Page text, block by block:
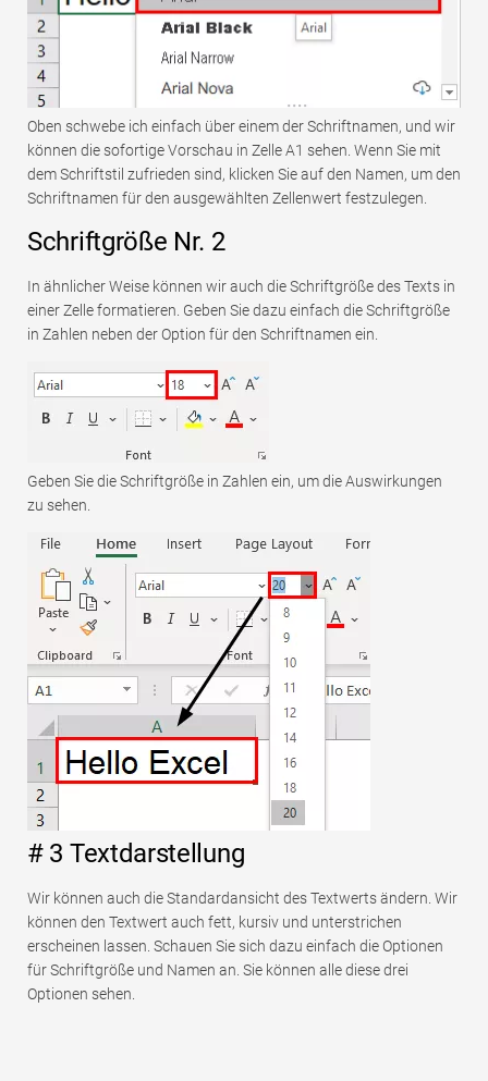
Oben schwebe ich einfach über einem der Schriftnamen, und wir
können die sofortige Vorschau in Zelle A1 sehen. Wenn Sie mit
dem Schriftstil zufrieden sind, klicken Sie auf den Namen, um den
Schriftnamen für den ausgewählten Zellenwert festzulegen.
Schriftgröße Nr. 2
In ähnlicher Weise können wir auch die Schriftgröße des Texts in
einer Zelle formatieren. Geben Sie dazu einfach die Schriftgröße
in Zahlen neben der Option für den Schriftnamen ein.
Geben Sie die Schriftgröße in Zahlen ein, um die Auswirkungen
zu sehen.
# 3 Textdarstellung
Wir können auch die Standardansicht des Textwerts ändern. Wir
können den Textwert auch fett, kursiv und unterstrichen
erscheinen lassen. Schauen Sie sich dazu einfach die Optionen
für Schriftgröße und Namen an. Sie können alle diese drei
Optionen sehen.